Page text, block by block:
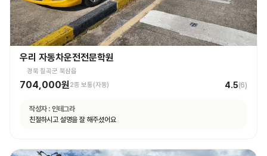
우리 자동차운전전문학원
경북 칠곡군 북삼읍
704,000원 2종 보통(자동) 4.5(6)
작성자 : 인테그라
친절하시고 설명을 잘 해주셨어요